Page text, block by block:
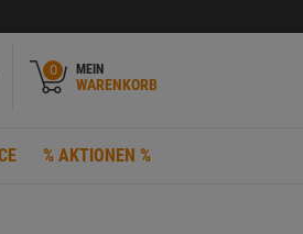
0 MEIN
WARENKORB
% AKTIONEN %